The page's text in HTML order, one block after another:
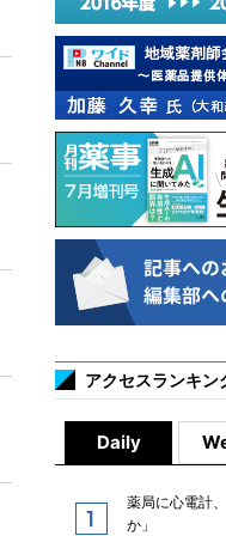
アクセスランキン
Daily
薬局に心電計
か」